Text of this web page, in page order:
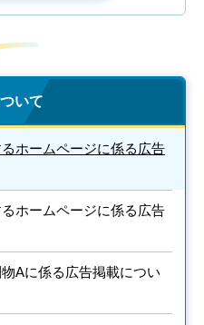
いて
ホームページに係る広告
ホームページに係る広告
Aに係る広告掲載につい